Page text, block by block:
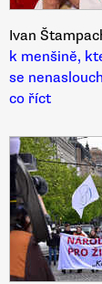
Ivan
k menšině,
se
co říct